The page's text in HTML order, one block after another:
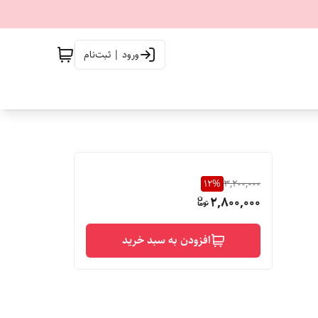
ورود | ثبت‌نام
3,200,000
12%
2,800,000
افزودن به سبد خرید